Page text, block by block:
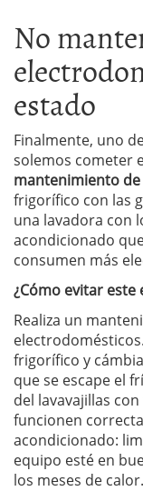
No
estado
Finalmente, uno
solemos cometer
mantenimiento
frigorífico con las
una lavadora con
acondicionado
consumen más
¿Cómo evitar este
Realiza un
frigorífico y
que se escape el
del lavavajillas
funcionen
acondicionado:
equipo esté en
los meses de calor.